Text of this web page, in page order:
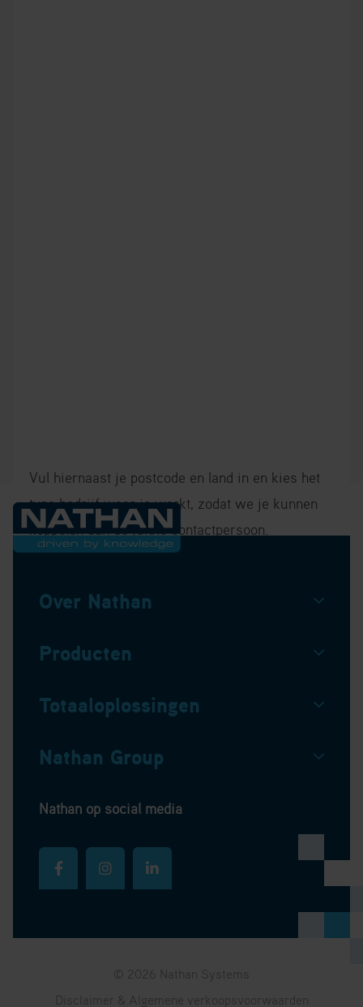
Vul hiernaast je postcode en land in en kies het
type bedrijf waar je werkt, zodat we je kunnen
koppelen aan de juiste contactpersoon.
Over Nathan
Producten
Totaaloplossingen
Nathan Group
Nathan op social media
© 2026 Nathan Systems
Disclaimer & Algemene verkoopsvoorwaarden